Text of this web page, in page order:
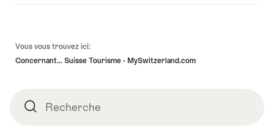
Vous vous trouvez ici:
Concernant... Suisse Tourisme - MySwitzerland.com
RechercheRecherche